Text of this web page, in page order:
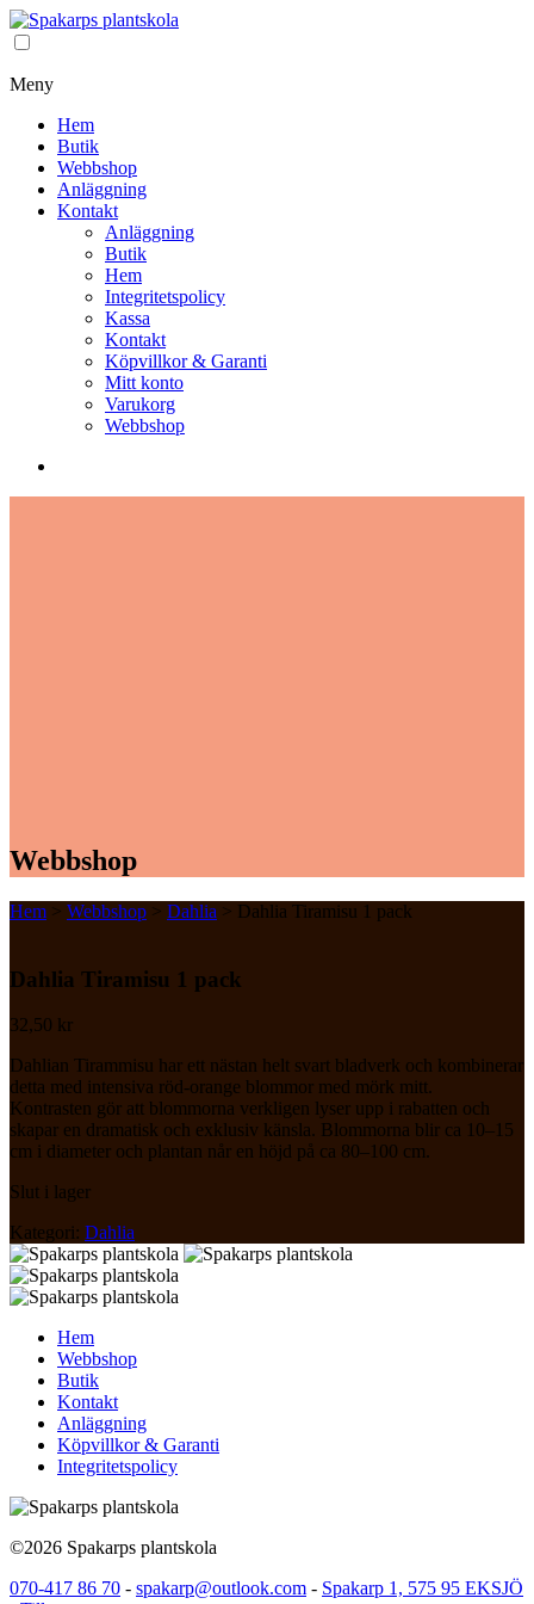
Meny
Hem
Butik
Webbshop
Anläggning
Kontakt
Anläggning
Butik
Hem
Integritetspolicy
Kassa
Kontakt
Köpvillkor & Garanti
Mitt konto
Varukorg
Webbshop
Webbshop
Hem > Webbshop > Dahlia > Dahlia Tiramisu 1 pack
Dahlia Tiramisu 1 pack
32,50 kr
Dahlian Tirammisu har ett nästan helt svart bladverk och kombinerar
detta med intensiva röd-orange blommor med mörk mitt.
Kontrasten gör att blommorna verkligen lyser upp i rabatten och
skapar en dramatisk och exklusiv känsla. Blommorna blir ca 10–15
cm i diameter och plantan når en höjd på ca 80–100 cm.
Slut i lager
Kategori: Dahlia
Hem
Webbshop
Butik
Kontakt
Anläggning
Köpvillkor & Garanti
Integritetspolicy
©2026 Spakarps plantskola
070-417 86 70 - spakarp@outlook.com - Spakarp 1, 575 95 EKSJÖ